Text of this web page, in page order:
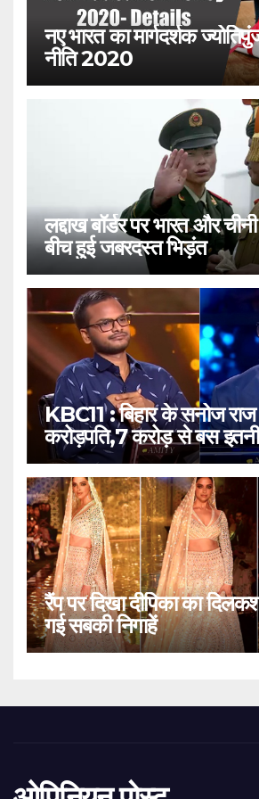
नए भारत का मार्गदर्शक
नीति 2020
लद्दाख बॉर्डर पर भारत और
बीच हुई जबरदस्त भिड़ंत
KBC11 : बिहार के सनोज
करोड़पति,7 करोड़ से बस इतनी
रैंप पर दिखा दीपिका का
गई सबकी निगाहें